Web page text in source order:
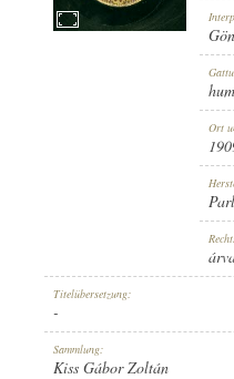
1909 KÖRÜL
PARLAMENT-
Ort
Titelübersetzung:
-
Sammlung:
Kiss Gábor Zoltán